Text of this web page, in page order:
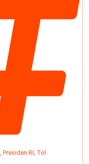
Presiden RI Tol